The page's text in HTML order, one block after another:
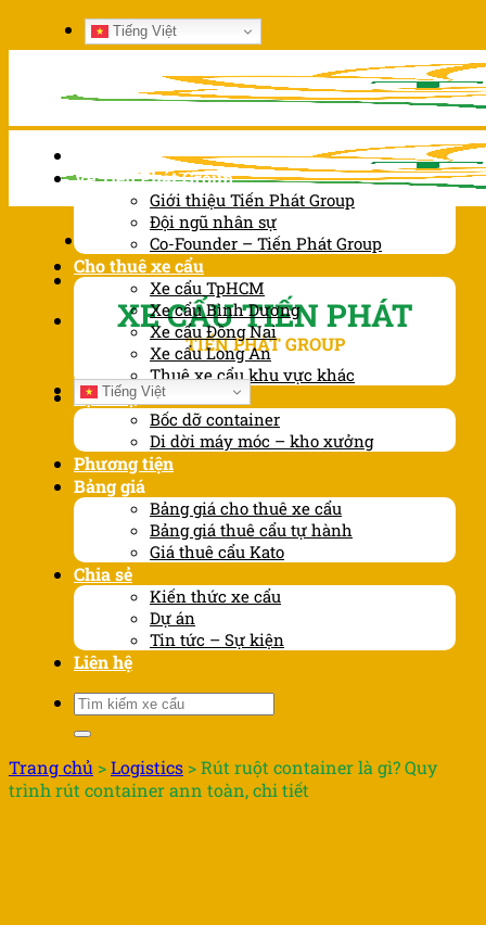
Chuyển
đến
Tiếng Việt
XE CẨU TIẾN PHÁT
TIẾN PHÁT GROUP
Tiếng Việt
Về Tiến Phát Group
Giới thiệu Tiến Phát Group
Đội ngũ nhân sự
Co-Founder – Tiến Phát Group
Cho thuê xe cẩu
Xe cẩu TpHCM
Xe cẩu Bình Dương
Xe cẩu Đồng Nai
Xe cẩu Long An
Thuê xe cẩu khu vực khác
Dịch vụ
Bốc dỡ container
Di dời máy móc – kho xưởng
Phương tiện
Bảng giá
Bảng giá cho thuê xe cẩu
Bảng giá thuê cẩu tự hành
Giá thuê cẩu Kato
Chia sẻ
Kiến thức xe cẩu
Dự án
Tin tức – Sự kiện
Liên hệ
Tìm
Trang chủ >Logistics >Rút ruột container là gì? Quy
trình rút container ann toàn, chi tiết